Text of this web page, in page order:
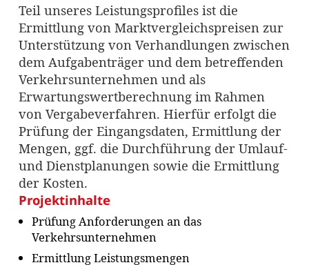
Teil unseres Leistungsprofiles ist die
Ermittlung von Marktvergleichspreisen zur
Unterstützung von Verhandlungen zwischen
dem Aufgabenträger und dem betreffenden
Verkehrsunternehmen und als
Erwartungswertberechnung im Rahmen
von Vergabeverfahren. Hierfür erfolgt die
Prüfung der Eingangsdaten, Ermittlung der
Mengen, ggf. die Durchführung der Umlauf-
und Dienstplanungen sowie die Ermittlung
der Kosten.
Projektinhalte
Prüfung Anforderungen an das
Verkehrsunternehmen
Ermittlung Leistungsmengen